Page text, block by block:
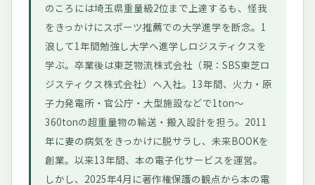
のころには埼玉県重量級2位まで上達するも、怪我
をきっかけにスポーツ推薦での大学進学を断念。1
浪して1年間勉強し大学へ進学しロジスティクスを
学ぶ。卒業後は東芝物流株式会社（現：SBS東芝ロ
ジスティクス株式会社）へ入社。13年間、火力・原
子力発電所・官公庁・大型施設などで1ton〜
360tonの超重量物の輸送・搬入設計を担う。2011
年に妻の病気をきっかけに脱サラし、未来BOOKを
創業。以来13年間、本の電子化サービスを運営。
しかし、2025年4月に著作権保護の観点から本の電